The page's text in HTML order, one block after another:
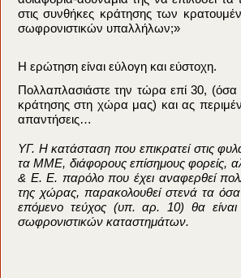
αδιαφορία-αδυναμία της να επιλύσει
στις συνθήκες κράτησης των
σωφρονιστικών υπαλλήλων;»
Η ερώτηση είναι εύλογη και εύστοχη.
Πολλαπλασιάστε την τώρα επί 30, (όσα
κράτησης στη χώρα μας) και ας
απαντήσεις…
ΥΓ. Η κατάσταση που επικρατεί στις
τα ΜΜΕ, διάφορους επίσημους φορείς,
& Ε. Ε. παρόλο που έχει αναφερθεί
της χώρας, παρακολουθεί στενά τα όσα
επόμενο τεύχος (υπ. αρ. 10) θα
σωφρονιστικών καταστημάτων.